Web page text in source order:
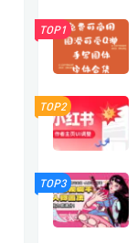
TOP1
TOP2
TOP3